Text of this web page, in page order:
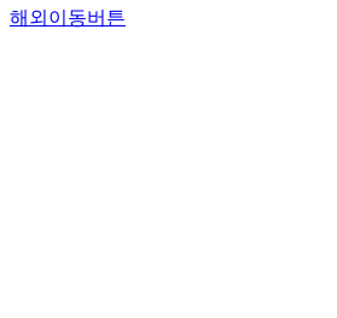
해외이동버튼